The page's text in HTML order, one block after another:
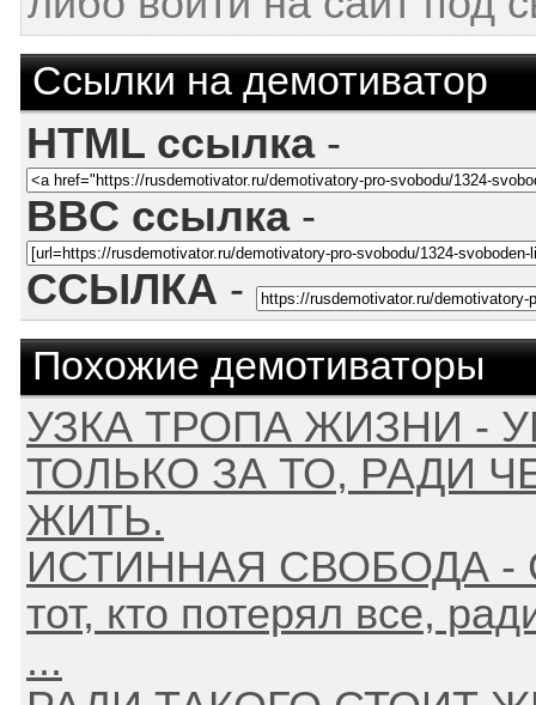
Ссылки на демотиватор
HTML ссылка-
BBC ссылка-
ССЫЛКА -
Похожие демотиваторы
УЗКА ТРОПА ЖИЗНИ -
ТОЛЬКО ЗА ТО, РАДИ
ЖИТЬ.
ИСТИННАЯ СВОБОДА -
тот, кто потерял все,
...